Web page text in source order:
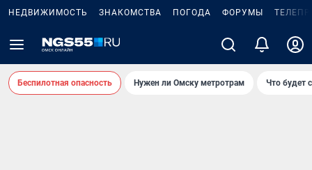
НЕДВИЖИМОСТЬ ЗНАКОМСТВА ПОГОДА ФОРУМЫ
Беспилотная опасность Нужен ли Омску метротрам Что будет